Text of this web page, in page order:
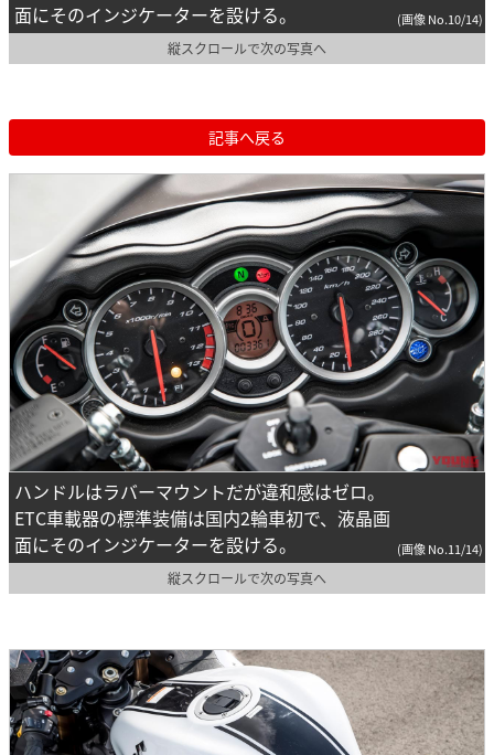
面にそのインジケーターを設ける。
(画像 No.10/14)
縦スクロールで次の写真へ
記事へ戻る
ハンドルはラバーマウントだが違和感はゼロ。
ETC車載器の標準装備は国内2輪車初で、液晶画
面にそのインジケーターを設ける。
(画像 No.11/14)
縦スクロールで次の写真へ